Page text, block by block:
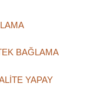
BAĞLAMA
YAPAY